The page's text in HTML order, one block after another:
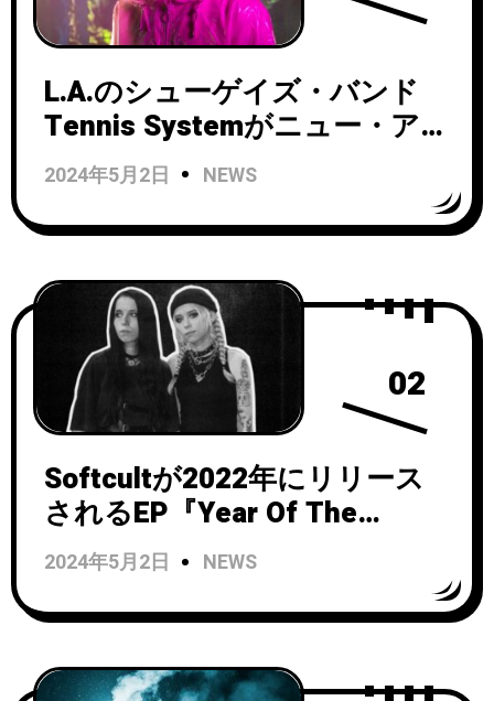
L.A.のシューゲイズ・バンド
Tennis Systemがニュー・アル
バム『Autophobia』をリリー
ス！
2024年5月2日 NEWS
02
Softcultが2022年にリリース
されるEP『Year Of The
Snake』から「Perfect Blue」
のビデオを公開！
2024年5月2日 NEWS